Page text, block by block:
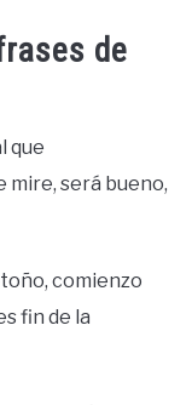
de
que
mire, será bueno,
comienzo
fin de la